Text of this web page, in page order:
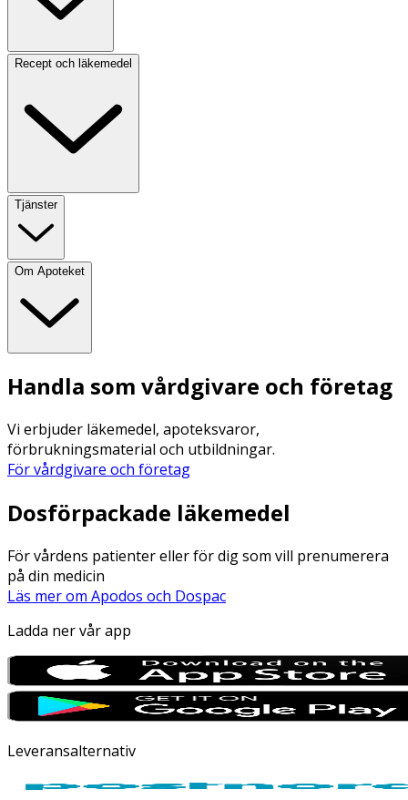
Recept och läkemedel
Tjänster
Om Apoteket
Handla som vårdgivare och företag
Vi erbjuder läkemedel, apoteksvaror,
förbrukningsmaterial och utbildningar.
För vårdgivare och företag
Dosförpackade läkemedel
För vårdens patienter eller för dig som vill prenumerera
på din medicin
Läs mer om Apodos och Dospac
Ladda ner vår app
Leveransalternativ